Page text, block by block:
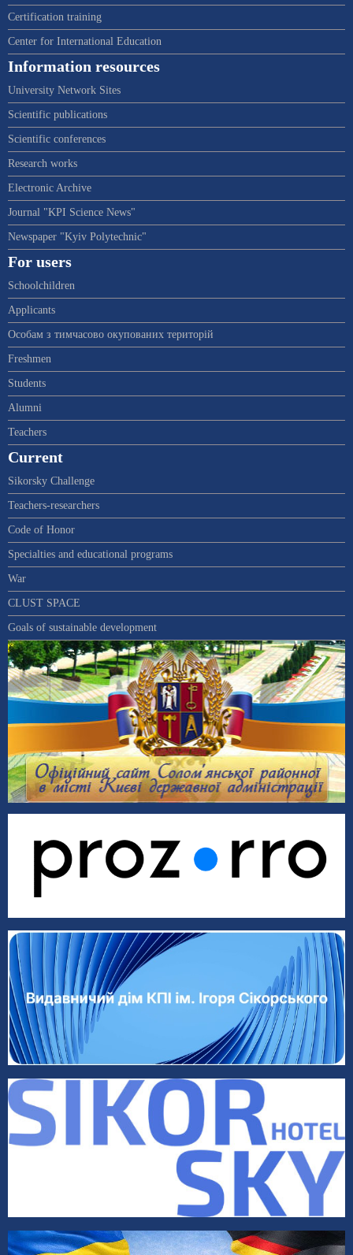
Certification training
Center for International Education
Information resources
University Network Sites
Scientific publications
Scientific conferences
Research works
Electronic Archive
Journal "KPI Science News"
Newspaper "Kyiv Polytechnic"
For users
Schoolchildren
Applicants
Особам з тимчасово окупованих територій
Freshmen
Students
Alumni
Teachers
Current
Sikorsky Challenge
Teachers-researchers
Code of Honor
Specialties and educational programs
War
CLUST SPACE
Goals of sustainable development